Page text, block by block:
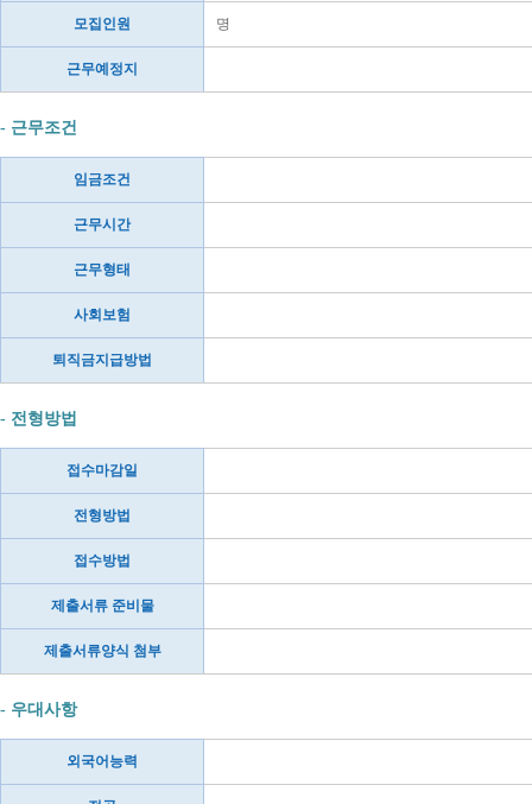
모집인원 명
근무예정지
- 근무조건
임금조건
근무시간
근무형태
사회보험
퇴직금지급방법
- 전형방법
접수마감일
전형방법
접수방법
제출서류 준비물
제출서류양식 첨부
- 우대사항
외국어능력